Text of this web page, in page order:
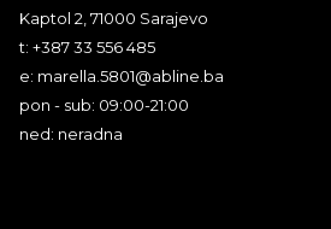
Kaptol 2, 71000 Sarajevo
t: +387 33 556 485
e: marella.5801@abline.ba
pon - sub: 09:00-21:00
ned: neradna